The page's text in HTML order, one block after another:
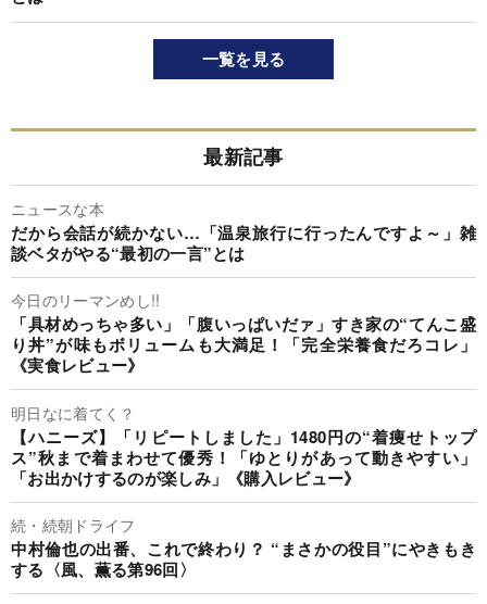
一覧を見る
最新記事
ニュースな本
だから会話が続かない…「温泉旅行に行ったんですよ～」雑
談ベタがやる“最初の一言”とは
今日のリーマンめし!!
「具材めっちゃ多い」「腹いっぱいだァ」すき家の“てんこ盛
り丼”が味もボリュームも大満足！「完全栄養食だろコレ」
《実食レビュー》
明日なに着てく？
【ハニーズ】「リピートしました」1480円の“着痩せトップ
ス”秋まで着まわせて優秀！「ゆとりがあって動きやすい」
「お出かけするのが楽しみ」《購入レビュー》
続・続朝ドライフ
中村倫也の出番、これで終わり？ “まさかの役目”にやきもき
する〈風、薫る第96回〉